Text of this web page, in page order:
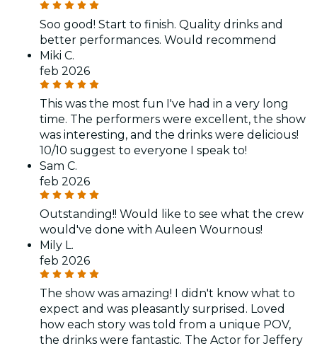
Soo good! Start to finish. Quality drinks and
better performances. Would recommend
Miki C.
feb 2026
This was the most fun I've had in a very long
time. The performers were excellent, the show
was interesting, and the drinks were delicious!
10/10 suggest to everyone I speak to!
Sam C.
feb 2026
Outstanding!! Would like to see what the crew
would've done with Auleen Wournous!
Mily L.
feb 2026
The show was amazing! I didn't know what to
expect and was pleasantly surprised. Loved
how each story was told from a unique POV,
the drinks were fantastic. The Actor for Jeffery